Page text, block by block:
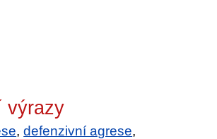
výrazy
,defenzivní agrese,